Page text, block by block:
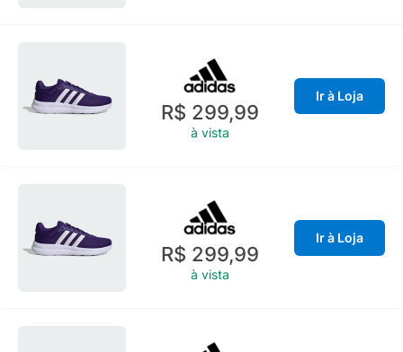
R$ 299,99
à vista
Ir à Loja
R$ 299,99
à vista
Ir à Loja